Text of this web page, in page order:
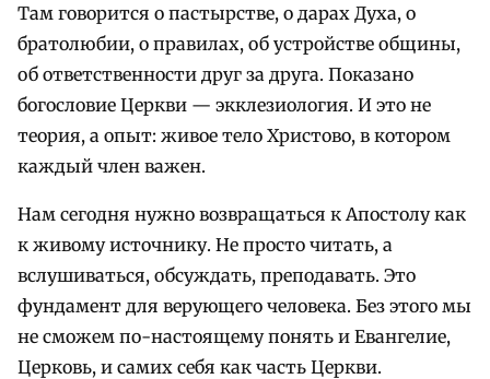
Там говорится о пастырстве, о дарах Духа, о
братолюбии, о правилах, об устройстве общины,
об ответственности друг за друга. Показано
богословие Церкви — экклезиология. И это не
теория, а опыт: живое тело Христово, в котором
каждый член важен.
Нам сегодня нужно возвращаться к Апостолу как
к живому источнику. Не просто читать, а
вслушиваться, обсуждать, преподавать. Это
фундамент для верующего человека. Без этого мы
не сможем по-настоящему понять и Евангелие,
Церковь, и самих себя как часть Церкви.